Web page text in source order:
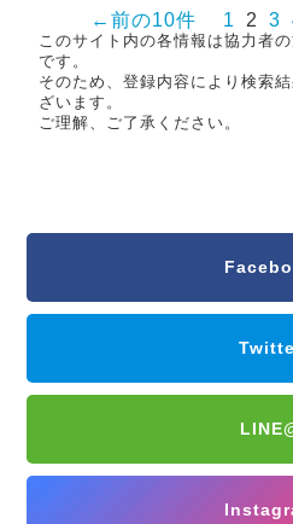
←前の10件 1 2 3
このサイト内の各情報は協力者
です。
そのため、登録内容により検索
ざいます。
ご理解、ご了承ください。